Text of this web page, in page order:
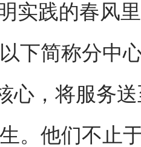
实践的春风
下简称分中
心，将服务
。他们不止